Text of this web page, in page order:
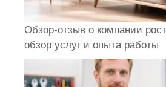
Обзор-отзыв о компании
обзор услуг и опыта работы